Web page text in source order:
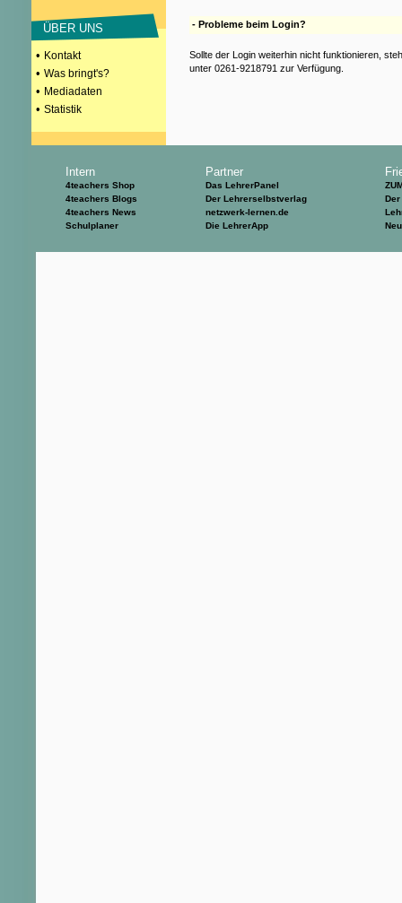
ÜBER UNS
• Kontakt
• Was bringt's?
• Mediadaten
• Statistik
- Probleme beim Login?
Sollte der Login weiterhin nicht funktionieren,
unter 0261-9218791 zur Verfügung.
Intern
4teachers Shop
4teachers Blogs
4teachers News
Schulplaner
Partner
Das LehrerPanel
Der Lehrerselbstverlag
netzwerk-lernen.de
Die LehrerApp